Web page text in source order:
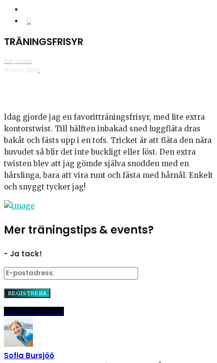
0
TRÄNINGSFRISYR
Sofy tipsar
·mars 6, 2014·0
Idag gjorde jag en favoritträningsfrisyr, med lite extra
kontorstwist. Till hälften inbakad sned luggfläta dras
bakåt och fästs upp i en tofs. Tricket är att fläta den nära
huvudet så blir det inte buckligt eller löst. Den extra
twisten blev att jag gömde själva snodden med en
hårslinga, bara att vira runt och fästa med hårnål. Enkelt
och snyggt tycker jag!
Mer träningstips & events?
- Ja tack!
DelaPinnaE-post
Sofia Bursjöö